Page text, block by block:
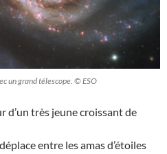
un grand télescope. © ESO
d’un très jeune croissant de
entre les amas d’étoiles